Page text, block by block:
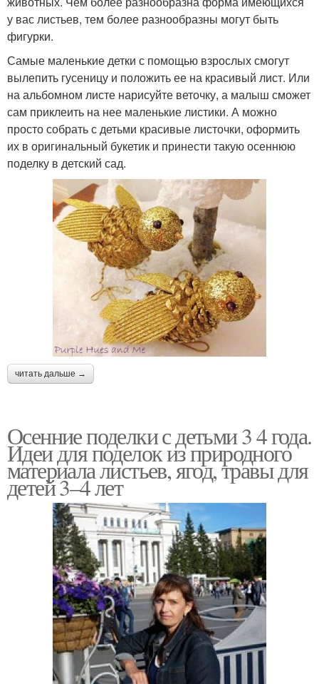
у вас листьев, тем более разнообразны могут быть
фигурки.
Самые маленькие детки с помощью взрослых смогут
вылепить гусеницу и положить ее на красивый лист. Или
на альбомном листе нарисуйте веточку, а малыш сможет
сам приклеить на нее маленькие листики. А можно
просто собрать с детьми красивые листочки, оформить
их в оригинальный букетик и принести такую осеннюю
поделку в детский сад.
читать дальше →
Осенние поделки с детьми 3 4 года.
Идеи для поделок из природного
материала листьев, ягод, травы для
детей 3–4 лет